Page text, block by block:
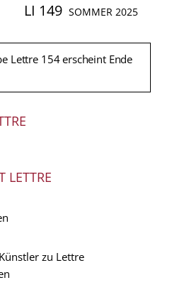
LI 149 SOMMER 2025
Lettre 154 erscheint Ende
LETTRE
zu Lettre